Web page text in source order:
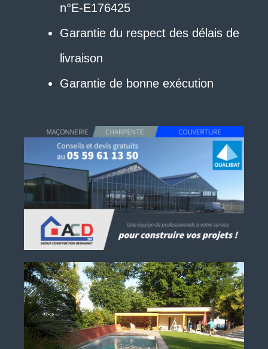
n°E-E176425
Garantie du respect des délais de
livraison
Garantie de bonne exécution